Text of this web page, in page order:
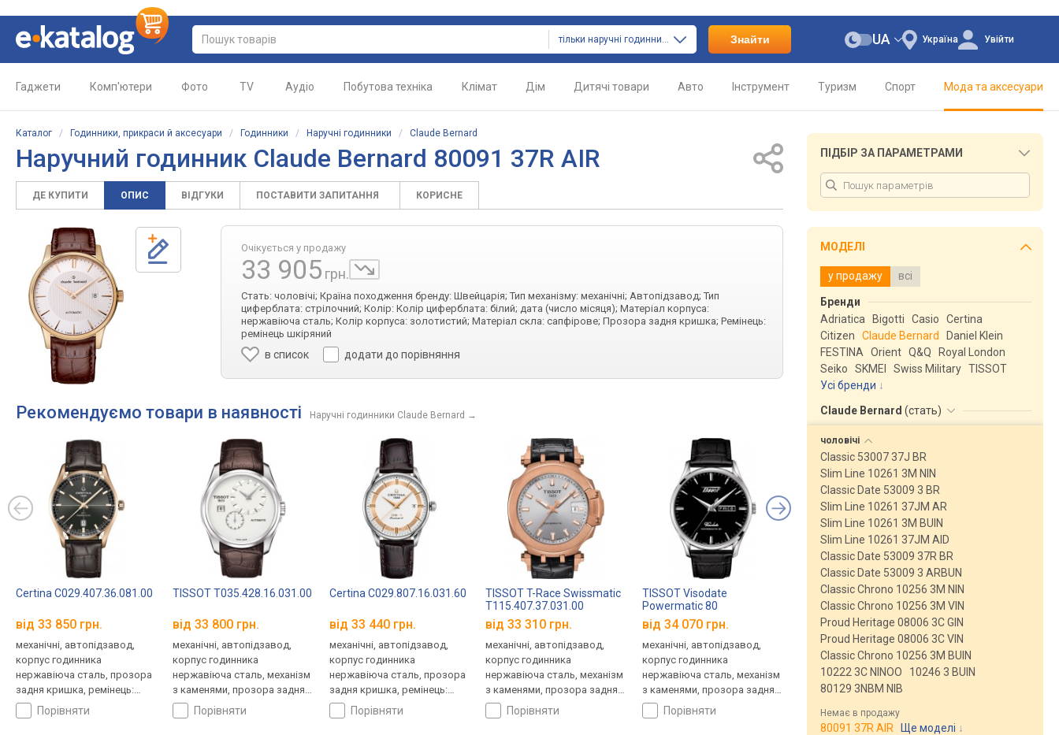
тільки наручні годинники Знайти Україна
UA Увійти
Гаджети Комп'ютери Фото TV Аудіо Побутова техніка Клімат Дім Дитячі товари Авто Інструмент Туризм Спорт Мода та аксесуари
Каталог / Годинники, прикраси й аксесуари / Годинники / Наручні годинники / Claude Bernard
Наручний годинник Claude Bernard 80091 37R AIR
ДЕ КУПИТИ ОПИС ВІДГУКИ ПОСТАВИТИ ЗАПИТАННЯ КОРИСНЕ
Очікується у продажу
33 905 грн.
Стать: чоловічі; Країна походження бренду: Швейцарія; Тип механізму: механічні; Автопідзавод; Тип
циферблата: стрілочний; Колір: Колір циферблата: білий; дата (число місяця); Матеріал корпуса:
нержавіюча сталь; Колір корпуса: золотистий; Матеріал скла: сапфірове; Прозора задня кришка; Ремінець:
ремінець шкіряний
в список додати до порівняння
Рекомендуємо товари в наявності Наручні годинники Claude Bernard →
Certina C029.407.36.081.00
від 33 850 грн.
механічні, автопідзавод,
корпус годинника
нержавіюча сталь, прозора
задня кришка, ремінець:
ремінець шкіряний, WR 100,
Швейцарія
порівняти
TISSOT T035.428.16.031.00
від 33 800 грн.
механічні, автопідзавод,
корпус годинника
нержавіюча сталь, механізм
з каменями, прозора задня
кришка, ремінець: ремінець
шкіряний, WR 100, Швейцарія
порівняти
Certina C029.807.16.031.60
від 33 440 грн.
механічні, автопідзавод,
корпус годинника
нержавіюча сталь, прозора
задня кришка, ремінець:
ремінець шкіряний, WR 100,
Швейцарія
порівняти
TISSOT T-Race Swissmatic
T115.407.37.031.00
від 33 310 грн.
механічні, автопідзавод,
корпус годинника
нержавіюча сталь, механізм
з каменями, прозора задня
кришка, ремінець: ремінець
шкіряний, WR 100, Швейцарія
порівняти
TISSOT Visodate
Powermatic 80
T118.430.16.051.00
від 34 070 грн.
механічні, автопідзавод,
корпус годинника
нержавіюча сталь, механізм
з каменями, прозора задня
кришка, ремінець: ремінець
шкіряний, WR 30, Швейцарія
порівняти
Claude Bernard 80091 3 NIN
від 30 919 грн.
механічні, автопідзавод,
корпус годинника
нержавіюча сталь, прозора
задня кришка, ремінець:
Швейцарія
порівняти
Certina
від 33 220 грн.
механічні,
корпус годинника
нержавіюча сталь,
ПІДБІР ЗА ПАРАМЕТРАМИ
МОДЕЛІ
у продажу всі
Бренди
Adriatica
Bigotti Casio
Certina
Citizen
Claude Bernard
Daniel Klein
FESTINA
Orient Q&Q
Royal London
Seiko
SKMEI Swiss Military TISSOT
Усі бренди
Claude Bernard (стать)
чоловічі
Classic 53007 37J BR
Slim Line 10261 3M NIN
Classic Date 53009 3 BR
Slim Line 10261 37JM AR
Slim Line 10261 3M BUIN
Slim Line 10261 37JM AID
Classic Date 53009 37R BR
Classic Date 53009 3 ARBUN
Classic Chrono 10256 3M NIN
Classic Chrono 10256 3M VIN
Proud Heritage 08006 3C GIN
Proud Heritage 08006 3C VIN
Classic Chrono 10256 3M BUIN
10222 3C NINOO
10246 3 BUIN
80129 3NBM NIB
Немає в продажу
80091 37R AIR Ще моделі ↓